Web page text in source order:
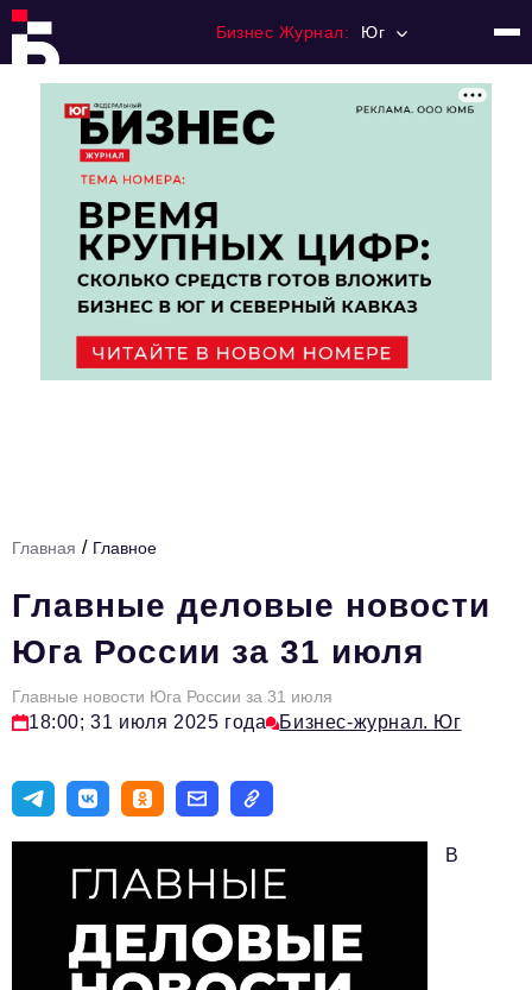
Бизнес Журнал: Юг
Франчайзинг
Номера журнала
Категории:
Финансы
Цитаты
Аналитика
Главное
Сделано в России
Точки роста
Персона
Главная / Главное
Главные деловые новости
Юга России за 31 июля
Главные новости Юга России за 31 июля
18:00; 31 июля 2025 года Бизнес-журнал. Юг
В